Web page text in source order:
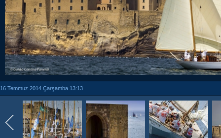
16 Temmuz 2014 Çarşamba 13:13